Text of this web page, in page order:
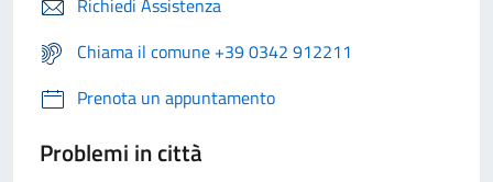
Chiama il comune +39 0342 912211
Prenota un appuntamento
Problemi in città